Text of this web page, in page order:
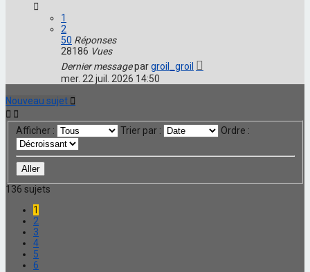
1
2
50 Réponses
28186 Vues
Dernier messagepargroil_groil
mer. 22 juil. 2026 14:50
Nouveau sujet
Afficher : Trier par : Ordre :
136 sujets
1
2
3
4
5
6